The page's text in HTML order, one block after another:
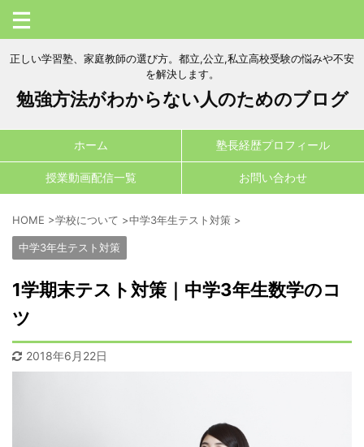
正しい学習塾、家庭教師の選び方。都立,公立,私立高校受験の悩みや不安
を解決します。
勉強方法がわからない人のためのブログ
ホーム 塾長経歴プロフィール
授業動画配信一覧 お問い合わせ
HOME >学校について >中学3年生テスト対策 >
中学3年生テスト対策
1学期末テスト対策｜中学3年生数学のコ
ツ
2018年6月22日